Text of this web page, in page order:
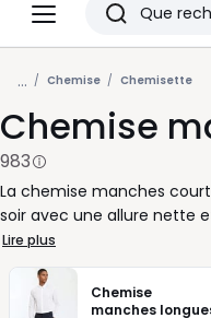
Menu
Redoute
Rechercher
Derniers
articles
vus
... Chemise Chemisette
Chemise
983
La chemise manches
soir avec une allure nette
vacances ou un dîner en
rythmes de la journée.
dans des coupes variées
droite pour un porté
Lire plus
Chemise
manches